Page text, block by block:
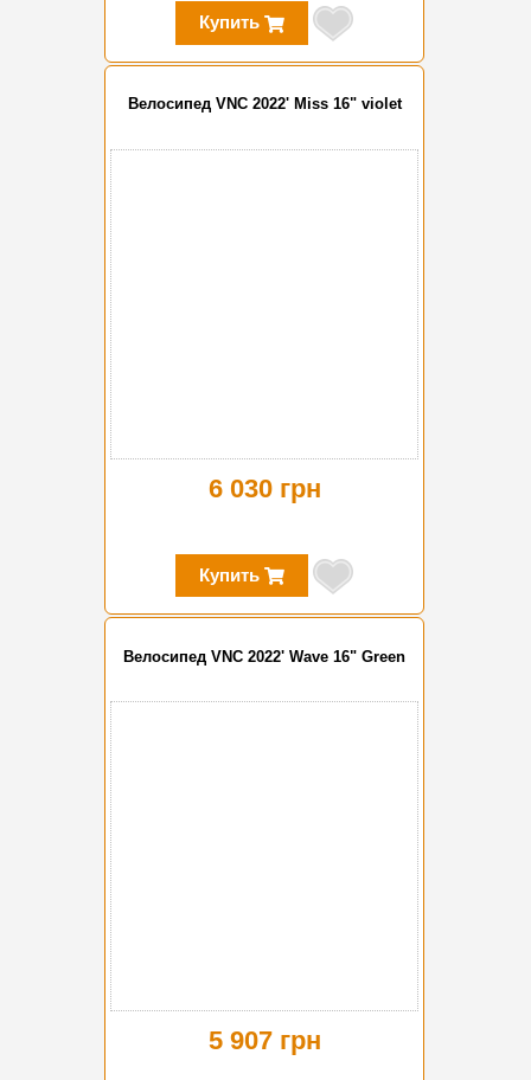
Купить
Велосипед VNC 2022' Miss 16" violet
6 030 грн
Купить
Велосипед VNC 2022' Wave 16" Green
5 907 грн